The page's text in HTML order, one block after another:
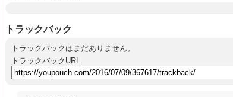
トラックバック
トラックバックはまだありません。
トラックバックURL